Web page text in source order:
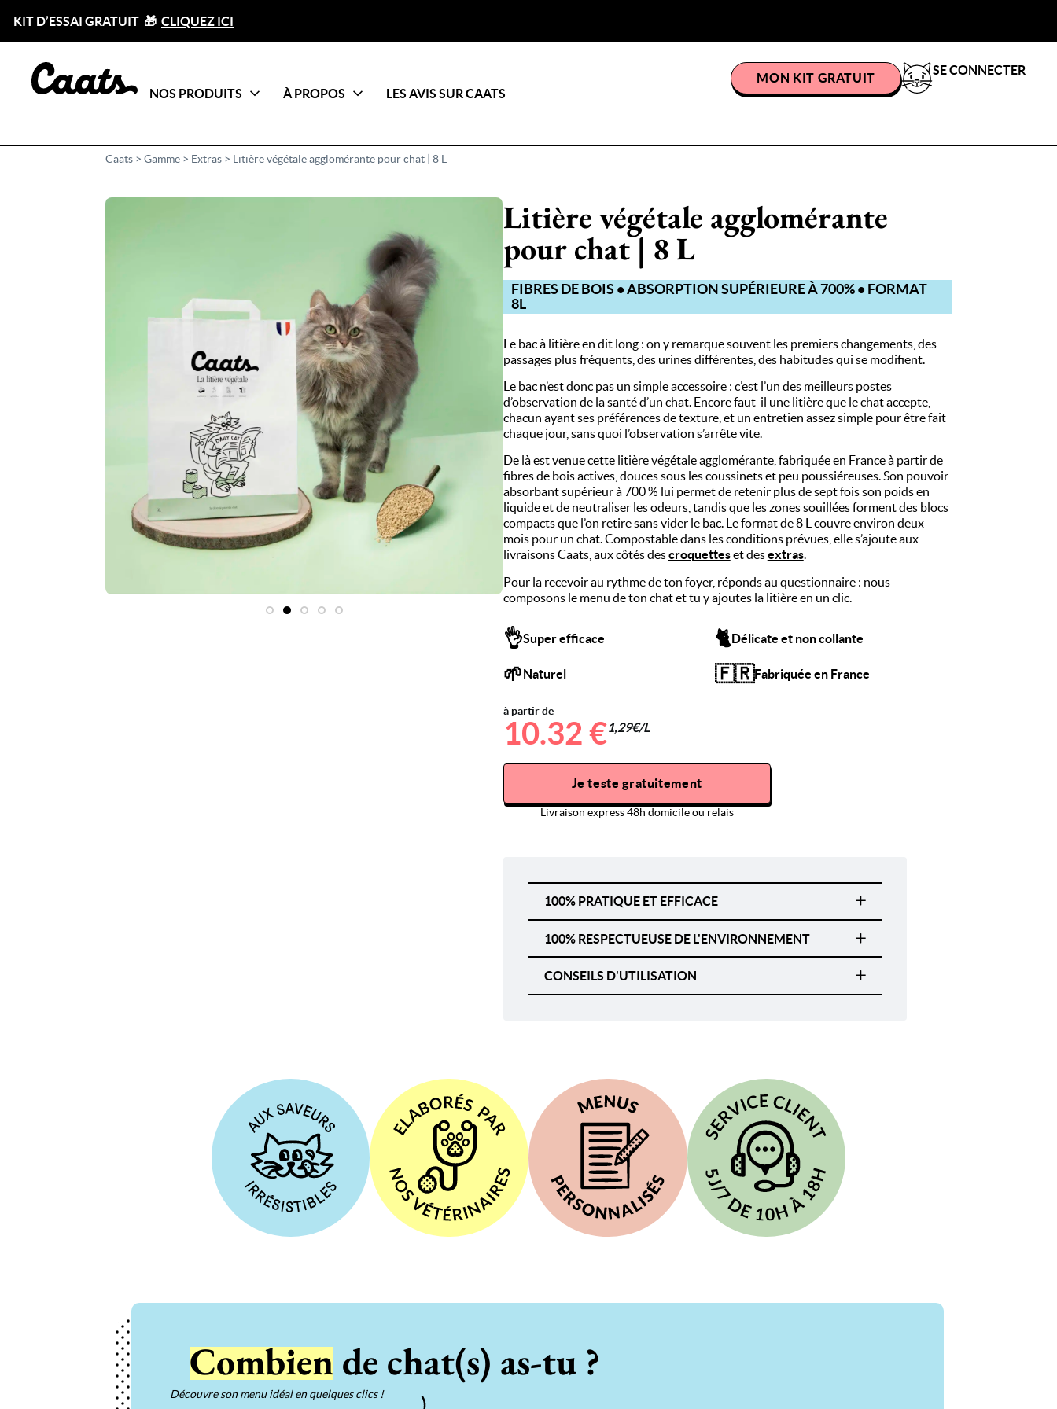
KIT D’ESSAI GRATUIT 🎁 CLIQUEZ ICI
NOS PRODUITS
CatégoriesTout voir
Son Menu Personnalisé Croquettes chat Pâtées chat Nos petits extras pour lui
À PROPOS LES AVIS SUR CAATS
MON KIT GRATUIT
SE CONNECTER
Caats >Gamme > Extras > Litière végétale agglomérante pour chat | 8 L
Litière végétale agglomérante
pour chat | 8 L
FIBRES DE BOIS • ABSORPTION SUPÉRIEURE À 700% • FORMAT
8L
Le bac à litière en dit long : on y remarque souvent les premiers changements, des
passages plus fréquents, des urines différentes, des habitudes qui se modifient.
Le bac n’est donc pas un simple accessoire : c’est l’un des meilleurs postes
d’observation de la santé d’un chat. Encore faut-il une litière que le chat accepte,
chacun ayant ses préférences de texture, et un entretien assez simple pour être fait
chaque jour, sans quoi l’observation s’arrête vite.
De là est venue cette litière végétale agglomérante, fabriquée en France à partir de
fibres de bois actives, douces sous les coussinets et peu poussiéreuses. Son pouvoir
absorbant supérieur à 700 % lui permet de retenir plus de sept fois son poids en
liquide et de neutraliser les odeurs, tandis que les zones souillées forment des blocs
compacts que l’on retire sans vider le bac. Le format de 8 L couvre environ deux
mois pour un chat. Compostable dans les conditions prévues, elle s’ajoute aux
livraisons Caats, aux côtés descroquetteset desextras.
Pour la recevoir au rythme de ton foyer, réponds au questionnaire : nous
composons le menu de ton chat et tu y ajoutes la litière en un clic.
👌Super efficace 🐈Délicate et non collante
🌱Naturel 🇫🇷Fabriquée en France
à partir de
10.32 €1,29€/L
Je teste gratuitement
Livraison express 48h domicile ou relais
100% PRATIQUE ET EFFICACE
100% RESPECTUEUSE DE L'ENVIRONNEMENT
CONSEILS D'UTILISATION
Combiende chat(s) as-tu ?
Découvre son menu idéal en quelques clics !